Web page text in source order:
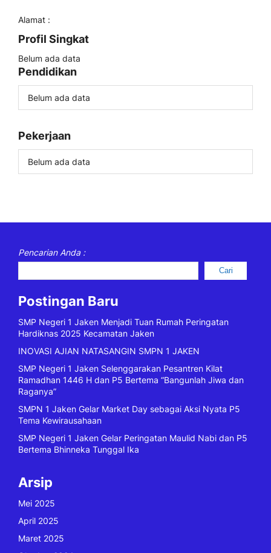
Alamat :
Profil Singkat
Belum ada data
Pendidikan
Belum ada data
Pekerjaan
Belum ada data
Pencarian Anda :
Cari
Postingan Baru
SMP Negeri 1 Jaken Menjadi Tuan Rumah Peringatan
Hardiknas 2025 Kecamatan Jaken
INOVASI AJIAN NATASANGIN SMPN 1 JAKEN
SMP Negeri 1 Jaken Selenggarakan Pesantren Kilat
Ramadhan 1446 H dan P5 Bertema “Bangunlah Jiwa dan
Raganya”
SMPN 1 Jaken Gelar Market Day sebagai Aksi Nyata P5
Tema Kewirausahaan
SMP Negeri 1 Jaken Gelar Peringatan Maulid Nabi dan P5
Bertema Bhinneka Tunggal Ika
Arsip
Mei 2025
April 2025
Maret 2025